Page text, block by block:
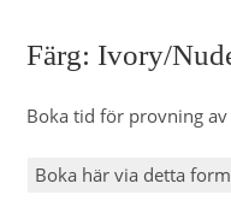
Färg: Ivory/
Boka tid för provning
Boka här via detta